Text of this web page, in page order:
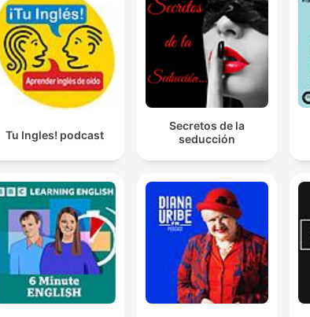
Tu Ingles! podcast
Secretos de la
seducción